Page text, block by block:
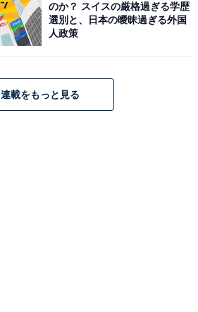
1 2
のか？ スイスの厳格過ぎる学歴
選別と、日本の曖昧過ぎる外国
人政策
連載をもっと見る